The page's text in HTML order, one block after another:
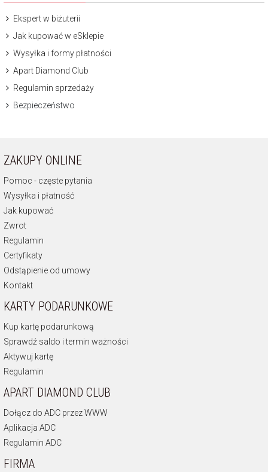
Ekspert w biżuterii
Jak kupować w eSklepie
Wysyłka i formy płatności
Apart Diamond Club
Regulamin sprzedaży
Bezpieczeństwo
ZAKUPY ONLINE
Pomoc - częste pytania
Wysyłka i płatność
Jak kupować
Zwrot
Regulamin
Certyfikaty
Odstąpienie od umowy
Kontakt
KARTY PODARUNKOWE
Kup kartę podarunkową
Sprawdź saldo i termin ważności
Aktywuj kartę
Regulamin
APART DIAMOND CLUB
Dołącz do ADC przez WWW
Aplikacja ADC
Regulamin ADC
FIRMA